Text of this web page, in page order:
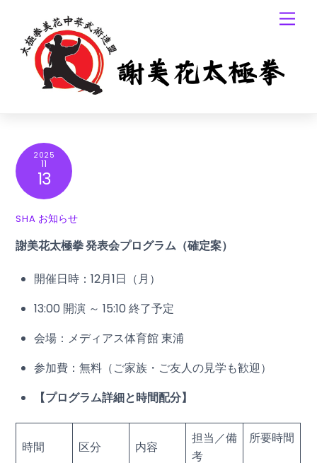
content
2025
11
13
SHA お知らせ
謝美花太極拳 発表会プログラム（確定案）
開催日時：12月1日（月）
13:00 開演 ～ 15:10 終了予定
会場：メディアス体育館 東浦
参加費：無料（ご家族・ご友人の見学も歓迎）
【プログラム詳細と時間配分】
時間 区分 内容
担当／備
考
所要時間